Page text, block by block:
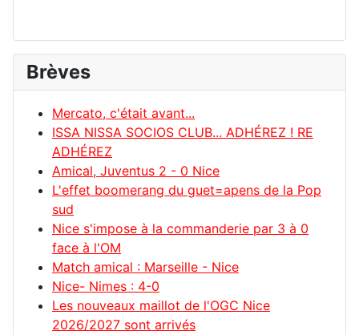
Brèves
Mercato, c'était avant...
ISSA NISSA SOCIOS CLUB... ADHÉREZ ! RE
ADHÉREZ
Amical, Juventus 2 - 0 Nice
L'effet boomerang du guet=apens de la Pop
sud
Nice s'impose à la commanderie par 3 à 0
face à l'OM
Match amical : Marseille - Nice
Nice- Nimes : 4-0
Les nouveaux maillot de l'OGC Nice
2026/2027 sont arrivés